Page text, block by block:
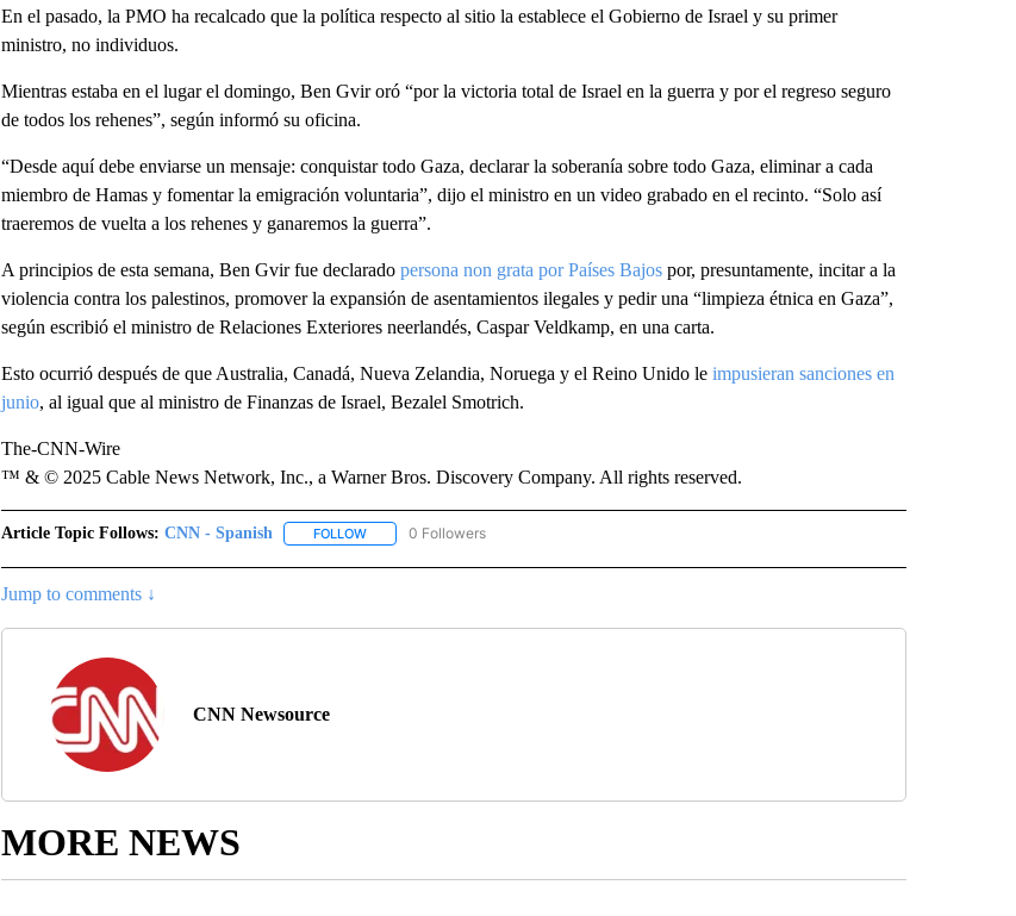
En el pasado, la PMO ha recalcado que la política respecto al sitio la establece el Gobierno de Israel y su primer
ministro, no individuos.
Mientras estaba en el lugar el domingo, Ben Gvir oró “por la victoria total de Israel en la guerra y por el regreso seguro
de todos los rehenes”, según informó su oficina.
“Desde aquí debe enviarse un mensaje: conquistar todo Gaza, declarar la soberanía sobre todo Gaza, eliminar a cada
miembro de Hamas y fomentar la emigración voluntaria”, dijo el ministro en un video grabado en el recinto. “Solo así
traeremos de vuelta a los rehenes y ganaremos la guerra”.
A principios de esta semana, Ben Gvir fue declarado persona non grata por Países Bajospor, presuntamente, incitar a la
violencia contra los palestinos, promover la expansión de asentamientos ilegales y pedir una “limpieza étnica en Gaza”,
según escribió el ministro de Relaciones Exteriores neerlandés, Caspar Veldkamp, en una carta.
Esto ocurrió después de que Australia, Canadá, Nueva Zelandia, Noruega y el Reino Unido le impusieran sanciones en
junio, al igual que al ministro de Finanzas de Israel, Bezalel Smotrich.
The-CNN-Wire
™ & © 2025 Cable News Network, Inc., a Warner Bros. Discovery Company. All rights reserved.
Article Topic Follows: CNN - Spanish FOLLOWFOLLOW "CNN - SPANISH" TO RECEIVE NOTIFICATIONS ABOUT NEW PAGES ON "CNN - SPANISH".
0 Followers
Jump to comments ↓
CNN Newsource
MORE NEWS